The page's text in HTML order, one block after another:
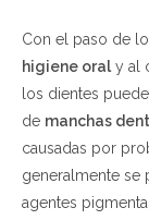
Con el paso de
higiene oraly al
los dientes
de manchas
causadas por
generalmente
agentes